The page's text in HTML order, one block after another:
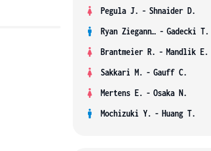
Pegula J. - Shnaider D.
Ryan Ziegann S. - Gadecki T.
Brantmeier R. - Mandlik E.
Sakkari M. - Gauff C.
Mertens E. - Osaka N.
Mochizuki Y. - Huang T.